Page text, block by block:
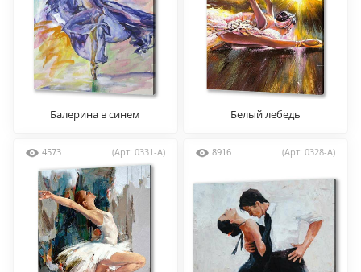
Балерина в синем Белый лебедь
4573 (Арт: 0331-A) 8916 (Арт: 0328-A)